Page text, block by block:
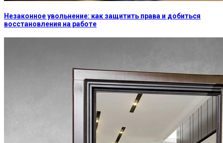
Незаконное увольнение: как защитить права и добиться
восстановления на работе